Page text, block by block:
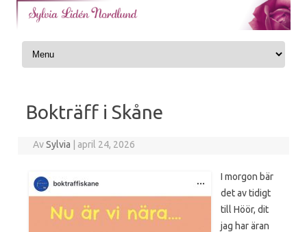
Skip to content
Bokträff i Skåne
AvSylvia april 24, 2026
I morgon bär
det av tidigt
till Höör, dit
jag har äran